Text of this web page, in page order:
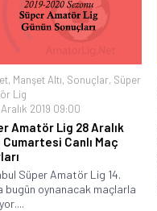
, Manşet Altı, Sonuçlar, Süper
Lig
2019 09:00
Amatör Lig 28 Aralık
Cumartesi Canlı Maç
Süper Amatör Lig 14.
bugün oynanacak maçlarla